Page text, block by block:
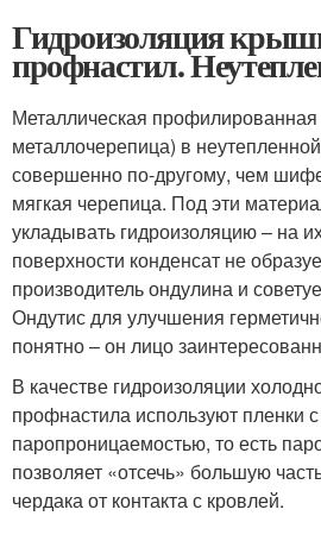
Гидроизоляция
профнастил.
Металлическая
металлочерепица) в
совершенно по-другому, чем
мягкая черепица. Под эти
укладывать гидроизоляцию – на
поверхности конденсат не
производитель ондулина и
Ондутис для улучшения
понятно – он лицо
В качестве гидроизоляции
профнастила используют пленки
паропроницаемостью, то есть
позволяет «отсечь» большую
чердака от контакта с кровлей.